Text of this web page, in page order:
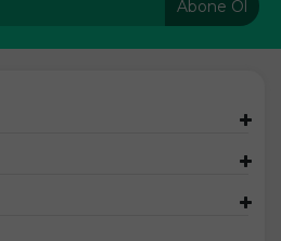
Abone Ol